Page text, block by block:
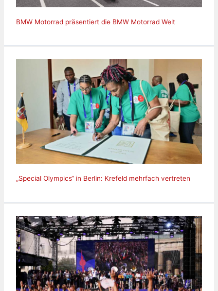
BMW Motorrad präsentiert die BMW Motorrad Welt
„Special Olympics“ in Berlin: Krefeld mehrfach vertreten